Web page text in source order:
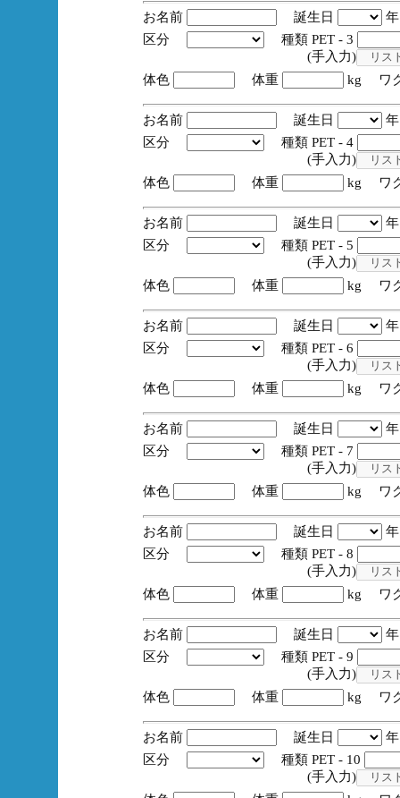
お名前 誕生日
区分
種類 PET - 3
(手入力)
体色
体重 kg ワ
お名前 誕生日
区分
種類 PET - 4
(手入力)
体色
体重 kg ワ
お名前 誕生日
区分
種類 PET - 5
(手入力)
体色
体重 kg ワ
お名前 誕生日
区分
種類 PET - 6
(手入力)
体色
体重 kg ワ
お名前 誕生日
区分
種類 PET - 7
(手入力)
体色
体重 kg ワ
お名前 誕生日
区分
種類 PET - 8
(手入力)
体色
体重 kg ワ
お名前 誕生日
区分
種類 PET - 9
(手入力)
体色
体重 kg ワ
お名前 誕生日
区分
種類 PET - 10
(手入力)